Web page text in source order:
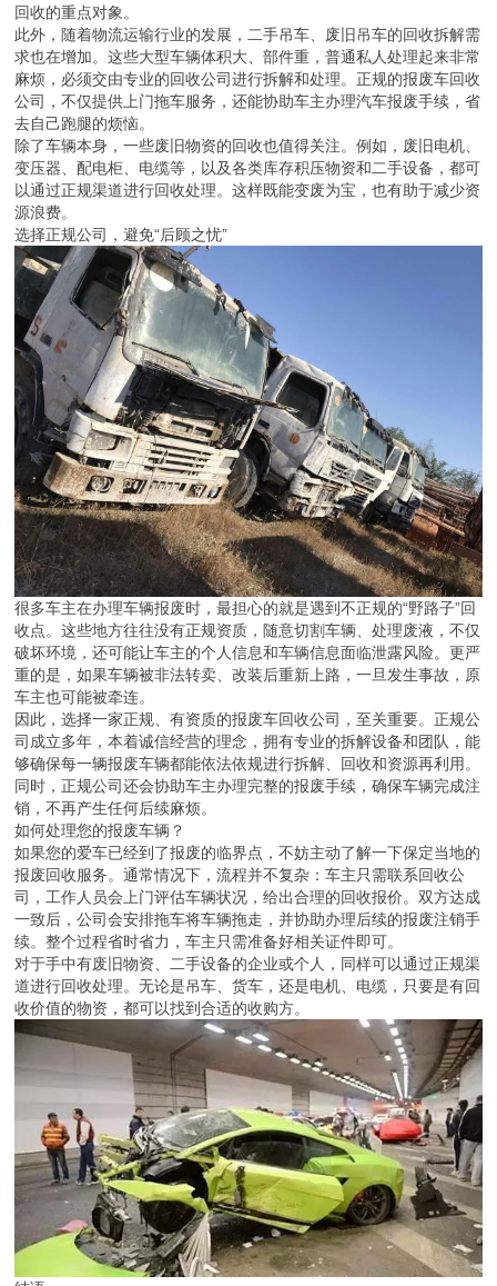
回收的重点对象。
此外，随着物流运输行业的发展，二手吊车、废旧吊车的回收拆解需
求也在增加。这些大型车辆体积大、部件重，普通私人处理起来非常
麻烦，必须交由专业的回收公司进行拆解和处理。正规的报废车回收
公司，不仅提供上门拖车服务，还能协助车主办理汽车报废手续，省
去自己跑腿的烦恼。
除了车辆本身，一些废旧物资的回收也值得关注。例如，废旧电机、
变压器、配电柜、电缆等，以及各类库存积压物资和二手设备，都可
以通过正规渠道进行回收处理。这样既能变废为宝，也有助于减少资
源浪费。
选择正规公司，避免“后顾之忧”
很多车主在办理车辆报废时，最担心的就是遇到不正规的“野路子”回
收点。这些地方往往没有正规资质，随意切割车辆、处理废液，不仅
破坏环境，还可能让车主的个人信息和车辆信息面临泄露风险。更严
重的是，如果车辆被非法转卖、改装后重新上路，一旦发生事故，原
车主也可能被牵连。
因此，选择一家正规、有资质的报废车回收公司，至关重要。正规公
司成立多年，本着诚信经营的理念，拥有专业的拆解设备和团队，能
够确保每一辆报废车辆都能依法依规进行拆解、回收和资源再利用。
同时，正规公司还会协助车主办理完整的报废手续，确保车辆完成注
销，不再产生任何后续麻烦。
如何处理您的报废车辆？
如果您的爱车已经到了报废的临界点，不妨主动了解一下保定当地的
报废回收服务。通常情况下，流程并不复杂：车主只需联系回收公
司，工作人员会上门评估车辆状况，给出合理的回收报价。双方达成
一致后，公司会安排拖车将车辆拖走，并协助办理后续的报废注销手
续。整个过程省时省力，车主只需准备好相关证件即可。
对于手中有废旧物资、二手设备的企业或个人，同样可以通过正规渠
道进行回收处理。无论是吊车、货车，还是电机、电缆，只要是有回
收价值的物资，都可以找到合适的收购方。